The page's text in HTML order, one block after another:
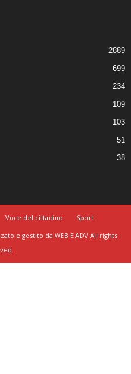
2889
699
234
109
103
51
38
Voce del cittadino
Sport
e gestito da WEB E ADV All rights